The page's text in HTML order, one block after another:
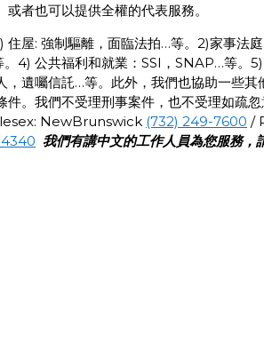
者也可以提供全權的代表服務。
住屋: 強制驅離，面臨法拍…等。2)家事法
4) 公共福利和就業：SSI，SNAP…等。
，遺囑信託…等。此外，我們也協助一些
件。我們不受理刑事案件，也不受理如疏
NewBrunswick (732) 249-7600 /
我們有講中文的工作人員為您服務，